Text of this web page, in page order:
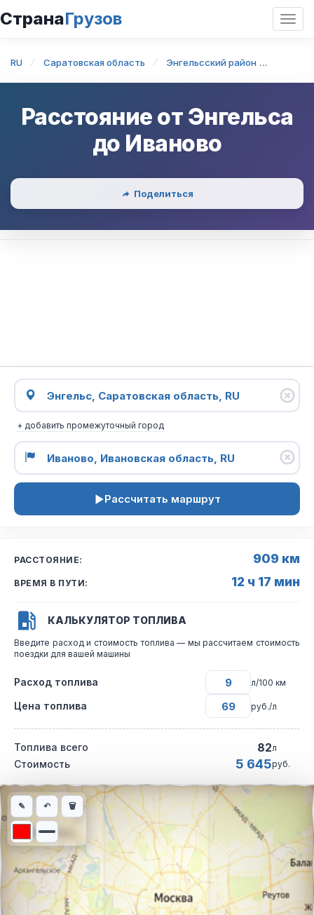
СтранаГрузов
RU Саратовская область Энгельсский район
Расстояние от Энгельса
до Иваново
Поделиться
+ добавить промежуточный город
Рассчитать маршрут
РАССТОЯНИЕ: 909 км
ВРЕМЯ В ПУТИ: 12 ч 17 мин
КАЛЬКУЛЯТОР ТОПЛИВА
Введите расход и стоимость топлива — мы рассчитаем стоимость
поездки для вашей машины
Расход топлива л/100 км
Цена топлива руб./л
Топлива всего 82л
Стоимость 5 645руб.
Интерактивная карта автомобильного маршрута из города
✎ ↶ 🗑